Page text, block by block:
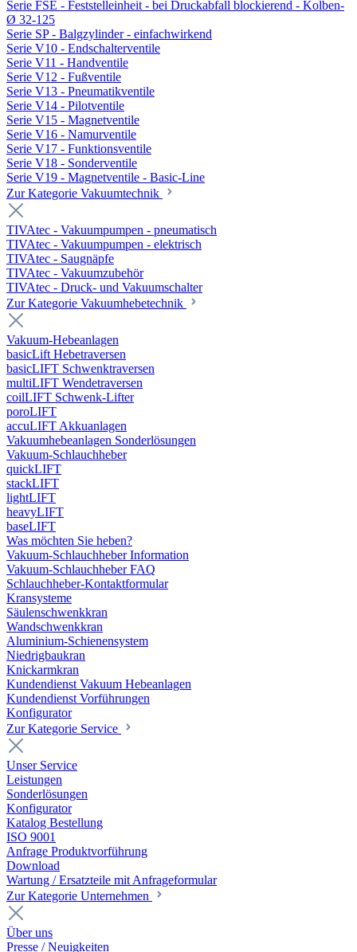
Serie FSE - Feststelleinheit - bei Druckabfall blockierend - Kolben-
Ø 32-125
Serie SP - Balgzylinder - einfachwirkend
Serie V10 - Endschalterventile
Serie V11 - Handventile
Serie V12 - Fußventile
Serie V13 - Pneumatikventile
Serie V14 - Pilotventile
Serie V15 - Magnetventile
Serie V16 - Namurventile
Serie V17 - Funktionsventile
Serie V18 - Sonderventile
Serie V19 - Magnetventile - Basic-Line
Zur Kategorie Vakuumtechnik
TIVAtec - Vakuumpumpen - pneumatisch
TIVAtec - Vakuumpumpen - elektrisch
TIVAtec - Saugnäpfe
TIVAtec - Vakuumzubehör
TIVAtec - Druck- und Vakuumschalter
Zur Kategorie Vakuumhebetechnik
Vakuum-Hebeanlagen
basicLift Hebetraversen
basicLIFT Schwenktraversen
multiLIFT Wendetraversen
coilLIFT Schwenk-Lifter
poroLIFT
accuLIFT Akkuanlagen
Vakuumhebeanlagen Sonderlösungen
Vakuum-Schlauchheber
quickLIFT
stackLIFT
lightLIFT
heavyLIFT
baseLIFT
Was möchten Sie heben?
Vakuum-Schlauchheber Information
Vakuum-Schlauchheber FAQ
Schlauchheber-Kontaktformular
Kransysteme
Säulenschwenkkran
Wandschwenkkran
Aluminium-Schienensystem
Niedrigbaukran
Knickarmkran
Kundendienst Vakuum Hebeanlagen
Kundendienst Vorführungen
Konfigurator
Zur Kategorie Service
Unser Service
Leistungen
Sonderlösungen
Konfigurator
Katalog Bestellung
ISO 9001
Anfrage Produktvorführung
Download
Wartung / Ersatzteile mit Anfrageformular
Zur Kategorie Unternehmen
Über uns
Presse / Neuigkeiten